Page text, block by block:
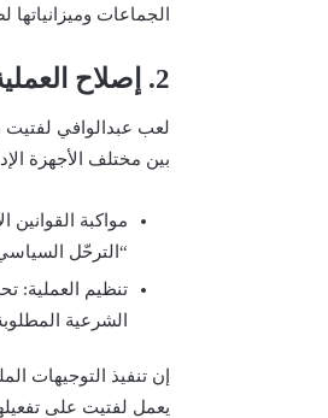
الجماعات وميزانياتها
2. إصلاح العملية الانتخابية: ضمان نزاهة المؤسسات
لعب عبدالوافي لفتيت
بين مختلف الأجهزة
مواكبة
“الترحّل
تنظيم العملية:
الشرعية
إن تنفيذ التوجيهات
يعمل لفتيت على